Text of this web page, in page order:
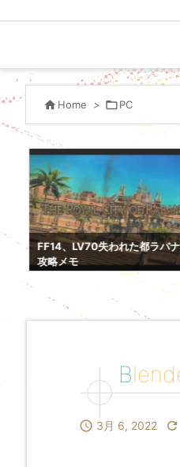
 Home > PC
FF14、LV70失われた都ラバナ
攻略メモ
 3月 6, 2022 